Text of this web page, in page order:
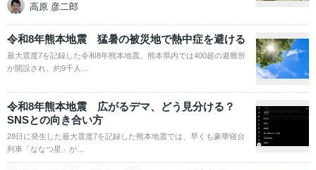
高原 彦二郎
令和8年熊本地震 猛暑の被災地で熱中症を避ける
最大震度7を記録した令和8年熊本地震。熊本県内では400超の避難所
が開設され、約9千人…
令和8年熊本地震 広がるデマ、どう見分ける？
SNSとの向き合い方
28日に発生した最大震度7を記録した熊本地震では、早くも豪華寝台
列車「ななつ星」が…